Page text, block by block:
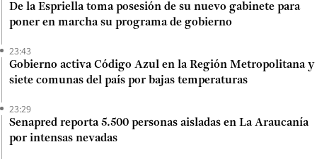
De la Espriella toma posesión de su nuevo gabinete para
poner en marcha su programa de gobierno
23:43
Gobierno activa Código Azul en la Región Metropolitana y
siete comunas del país por bajas temperaturas
23:29
Senapred reporta 5.500 personas aisladas en La Araucanía
por intensas nevadas